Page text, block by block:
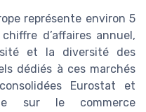
représente environ 5
d’affaires annuel,
et la diversité des
dédiés à ces marchés
Eurostat et
sur le commerce